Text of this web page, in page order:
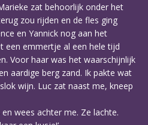
zat behoorlijk onder het
zou rijden en de fles ging
en Yannick nog aan het
een emmertje al een hele tijd
Voor haar was het waarschijnlijk
aardige berg zand. Ik pakte wat
wijn. Luc zat naast me, kneep
en wees achter me. Ze lachte.